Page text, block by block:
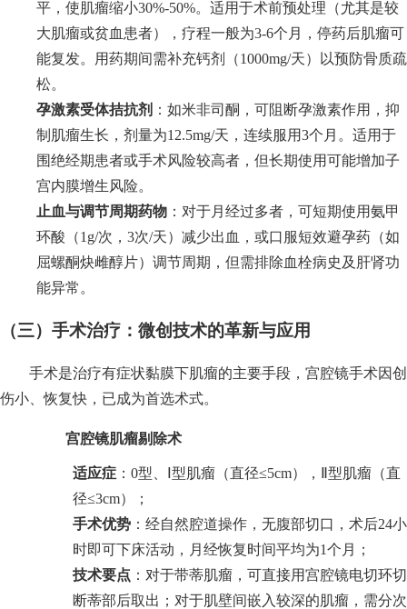
平，使肌瘤缩小30%-50%。适用于术前预处理（尤其是较
大肌瘤或贫血患者），疗程一般为3-6个月，停药后肌瘤可
能复发。用药期间需补充钙剂（1000mg/天）以预防骨质疏
松。
孕激素受体拮抗剂 ：如米非司酮，可阻断孕激素作用，抑
制肌瘤生长，剂量为12.5mg/天，连续服用3个月。适用于
围绝经期患者或手术风险较高者，但长期使用可能增加子
宫内膜增生风险。
止血与调节周期药物 ：对于月经过多者，可短期使用氨甲
环酸（1g/次，3次/天）减少出血，或口服短效避孕药（如
屈螺酮炔雌醇片）调节周期，但需排除血栓病史及肝肾功
能异常。
（三）手术治疗：微创技术的革新与应用
手术是治疗有症状黏膜下肌瘤的主要手段，宫腔镜手术因创
伤小、恢复快，已成为首选术式。
宫腔镜肌瘤剔除术
适应症 ：0型、Ⅰ型肌瘤（直径≤5cm），Ⅱ型肌瘤（直
径≤3cm）；
手术优势 ：经自然腔道操作，无腹部切口，术后24小
时即可下床活动，月经恢复时间平均为1个月；
技术要点 ：对于带蒂肌瘤，可直接用宫腔镜电切环切
断蒂部后取出；对于肌壁间嵌入较深的肌瘤，需分次